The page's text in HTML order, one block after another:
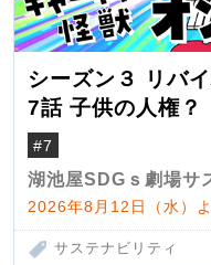
シーズン３ リバ
7話 子供の人権？
#7
湖池屋SDGｓ劇場サ
2026年8月12日（水）
サステナビリティ